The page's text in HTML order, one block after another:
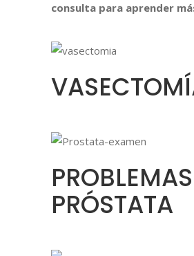
consulta para aprender
PRÓSTATA